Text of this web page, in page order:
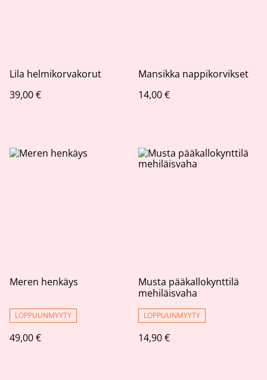
Lila helmikorvakorut
39,00 €
Mansikka nappikorvikset
14,00 €
Meren henkäys
LOPPUUNMYYTY
49,00 €
Musta pääkallokynttilä
mehiläisvaha
LOPPUUNMYYTY
14,90 €